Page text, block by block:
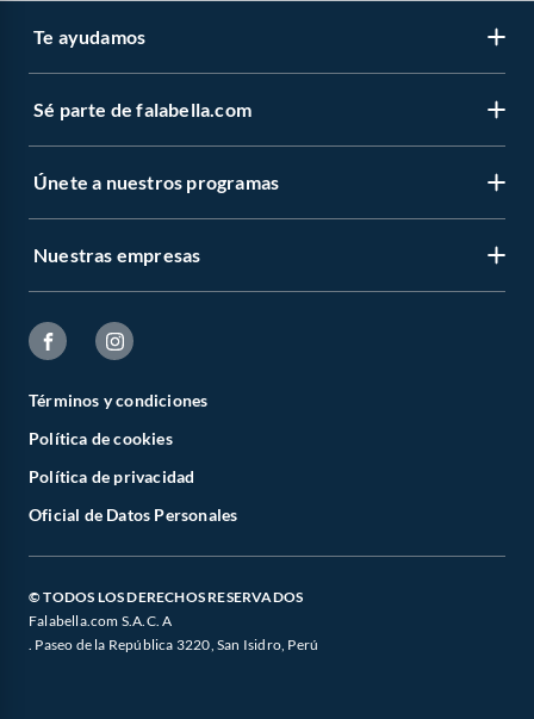
Te ayudamos
Sé parte de falabella.com
Únete a nuestros programas
Nuestras empresas
Términos y condiciones
Política de cookies
Política de privacidad
Oficial de Datos Personales
© TODOS LOS DERECHOS RESERVADOS
Falabella.com S.A.C. A
. Paseo de la República 3220, San Isidro, Perú